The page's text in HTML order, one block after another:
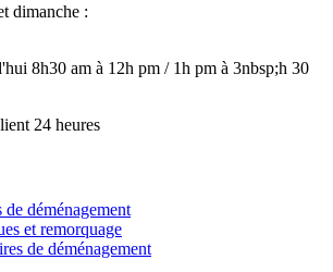
dimanche :
8h30 am à 12h pm / 1h pm à 3nbsp;h 30
24 heures
de déménagement
et remorquage
de déménagement